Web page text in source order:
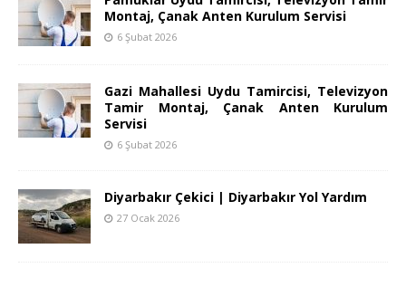
Montaj, Çanak Anten Kurulum Servisi
6 Şubat 2026
Gazi Mahallesi Uydu Tamircisi, Televizyon
Tamir Montaj, Çanak Anten Kurulum
Servisi
6 Şubat 2026
Diyarbakır Çekici | Diyarbakır Yol Yardım
27 Ocak 2026